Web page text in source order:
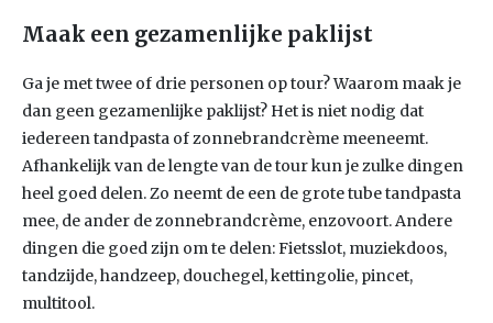
Maak een gezamenlijke paklijst
Ga je met twee of drie personen op tour? Waarom maak je
dan geen gezamenlijke paklijst? Het is niet nodig dat
iedereen tandpasta of zonnebrandcrème meeneemt.
Afhankelijk van de lengte van de tour kun je zulke dingen
heel goed delen. Zo neemt de een de grote tube tandpasta
mee, de ander de zonnebrandcrème, enzovoort. Andere
dingen die goed zijn om te delen: Fietsslot, muziekdoos,
tandzijde, handzeep, douchegel, kettingolie, pincet,
multitool.